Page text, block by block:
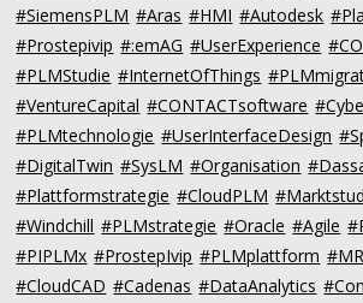
#SiemensPLM #Aras #HMI #Autodesk
#Prostepivip #:emAG #UserExperience
#PLMStudie #InternetOfThings
#VentureCapital #CONTACTsoftware
#PLMtechnologie #UserInterfaceDesign
#DigitalTwin #SysLM #Organisation
#Plattformstrategie #CloudPLM
#Windchill #PLMstrategie #Oracle #Agile
#PIPLMx #ProstepIvip #PLMplattform
#CloudCAD #Cadenas #DataAnalytics